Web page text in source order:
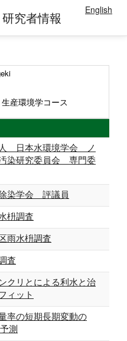
究者情報 English
産環境学コース
日本水環境学会 ノ
染研究委員会 専門委
染学会 評議員
枡調査
雨水枡調査
査
クリとによる利水と治
ィット
率の短期長期変動の
測